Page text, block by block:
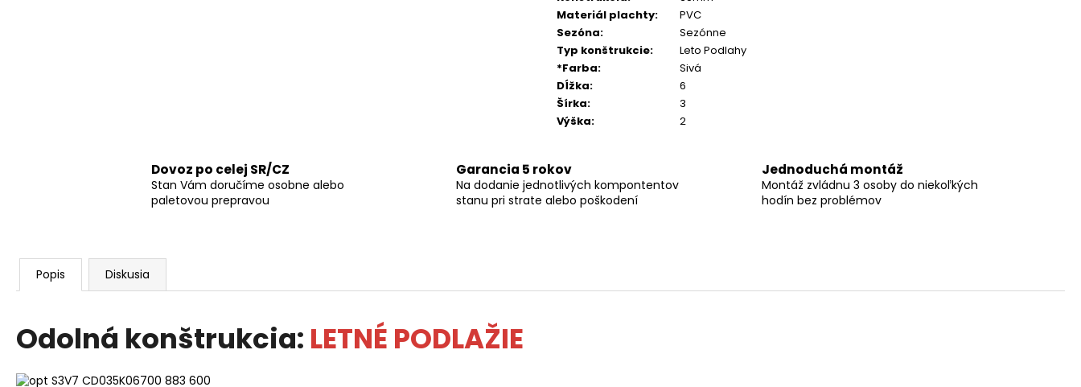
Materiál plachty:
PVC
Sezóna:
Sezónne
Typ konštrukcie:
Leto Podlahy
*Farba:
Sivá
Dĺžka:
6
Šírka:
3
Výška: 2
Dovoz po celej SR/CZ
Stan Vám doručíme osobne alebo
paletovou prepravou
Garancia 5 rokov
Na dodanie jednotlivých kompontentov
stanu pri strate alebo poškodení
Jednoduchá montáž
Montáž zvládnu 3 osoby do niekoľkých
hodín bez problémov
Popis Diskusia
Odolná konštrukcia: LETNÉ PODLAŽIE